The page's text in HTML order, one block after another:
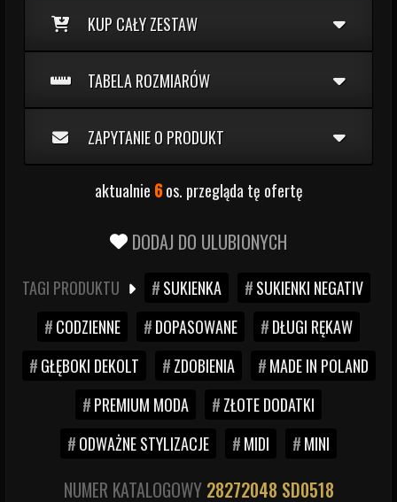
KUP CAŁY ZESTAW
TABELA ROZMIARÓW
ZAPYTANIE O PRODUKT
aktualnie 6os. przegląda tę ofertę
DODAJ DO ULUBIONYCH
TAGI PRODUKTU SUKIENKA
SUKIENKI NEGATIV
CODZIENNE
DOPASOWANE
DŁUGI RĘKAW
GŁĘBOKI DEKOLT
ZDOBIENIA
MADE IN POLAND
PREMIUM MODA
ZŁOTE DODATKI
ODWAŻNE STYLIZACJE
MIDI MINI
NUMER KATALOGOWY 28272048 SD0518